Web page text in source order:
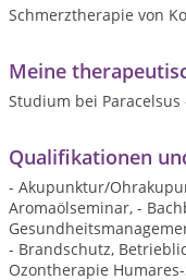
Schmerztherapie von
Meine
Studium bei
Qualifikationen
- Akupunktur/
Aromaölseminar, -
- Brandschutz,
Ozontherapie